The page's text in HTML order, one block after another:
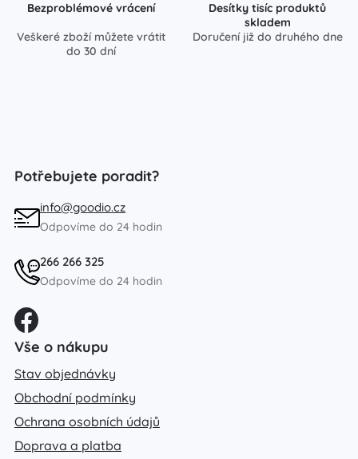
Bezproblémové vrácení
Veškeré zboží můžete vrátit
do 30 dní
Desítky tisíc produktů
skladem
Doručení již do druhého dne
Potřebujete poradit?
info@goodio.cz
Odpovíme do 24 hodin
266 266 325
Odpovíme do 24 hodin
Vše o nákupu
Stav objednávky
Obchodní podmínky
Ochrana osobních údajů
Doprava a platba